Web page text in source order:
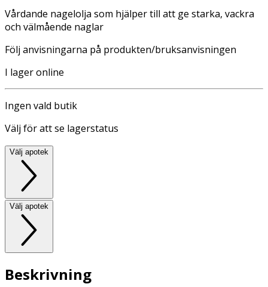
Vårdande nagelolja som hjälper till att ge starka, vackra
och välmående naglar
Följ anvisningarna på produkten/bruksanvisningen
I lager online
Ingen vald butik
Välj för att se lagerstatus
Välj apotek
Välj apotek
Beskrivning